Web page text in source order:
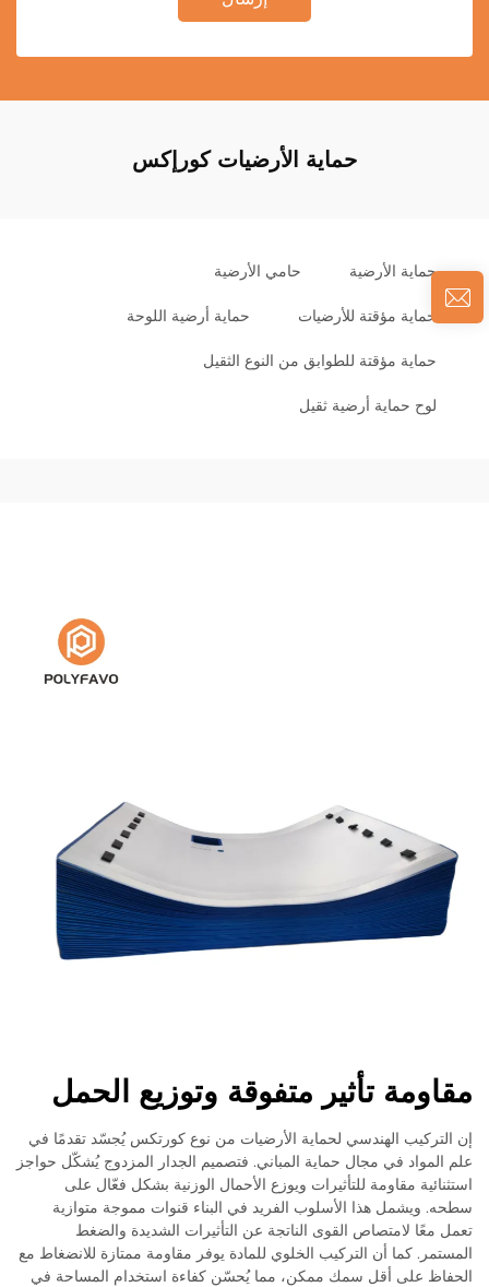
حماية الأرضيات كورإكس
حماية الأرضية حامي الأرضية
حماية مؤقتة للأرضيات حماية أرضية اللوحة
حماية مؤقتة للطوابق من النوع الثقيل
لوح حماية أرضية ثقيل
مقاومة تأثير متفوقة وتوزيع الحمل
إن التركيب الهندسي لحماية الأرضيات من نوع كورتكس يُجسّد تقدمًا في
علم المواد في مجال حماية المباني. فتصميم الجدار المزدوج يُشكّل حواجز
استثنائية مقاومة للتأثيرات ويوزع الأحمال الوزنية بشكل فعّال على
سطحه. ويشمل هذا الأسلوب الفريد في البناء قنوات مموجة متوازية
تعمل معًا لامتصاص القوى الناتجة عن التأثيرات الشديدة والضغط
المستمر. كما أن التركيب الخلوي للمادة يوفر مقاومة ممتازة للانضغاط مع
الحفاظ على أقل سمك ممكن، مما يُحسّن كفاءة استخدام المساحة في